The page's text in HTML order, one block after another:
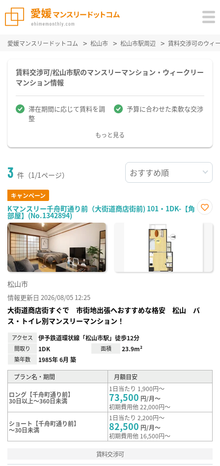
愛媛マンスリードットコム 松山市 松山市駅周辺 賃料交渉可のウィ
賃料交渉可/松山市駅のマンスリーマンション・ウィークリー
マンション情報
滞在期間に応じて賃料を調
整
予算に合わせた柔軟な交渉
もっと見る
3 件（1/1ページ）
キャンペーン
Kマンスリー千舟町通り前（大街道商店街前) 101・1DK-【角
部屋】(No.1342894)
に入
松山市
情報更新日 2026/08/05 12:25
大街道商店街すぐで 市街地出張へおすすめな格安 松山 バ
ス・トイレ別マンスリーマンション！
アクセス 伊予鉄道環状線「松山市駅」徒歩12分
間取り 1DK 面積 23.9m²
築年数 1985年 6月 築
プラン名・期間 月額目安
ロング【千舟町通り前】
30日以上～360日未満
1日当たり 1,900円～
73,500 円/月～
初期費用他 22,000円～
ショート【千舟町通り前】
～30日未満
1日当たり 2,200円～
82,500 円/月～
初期費用他 16,500円～
賃料交渉可